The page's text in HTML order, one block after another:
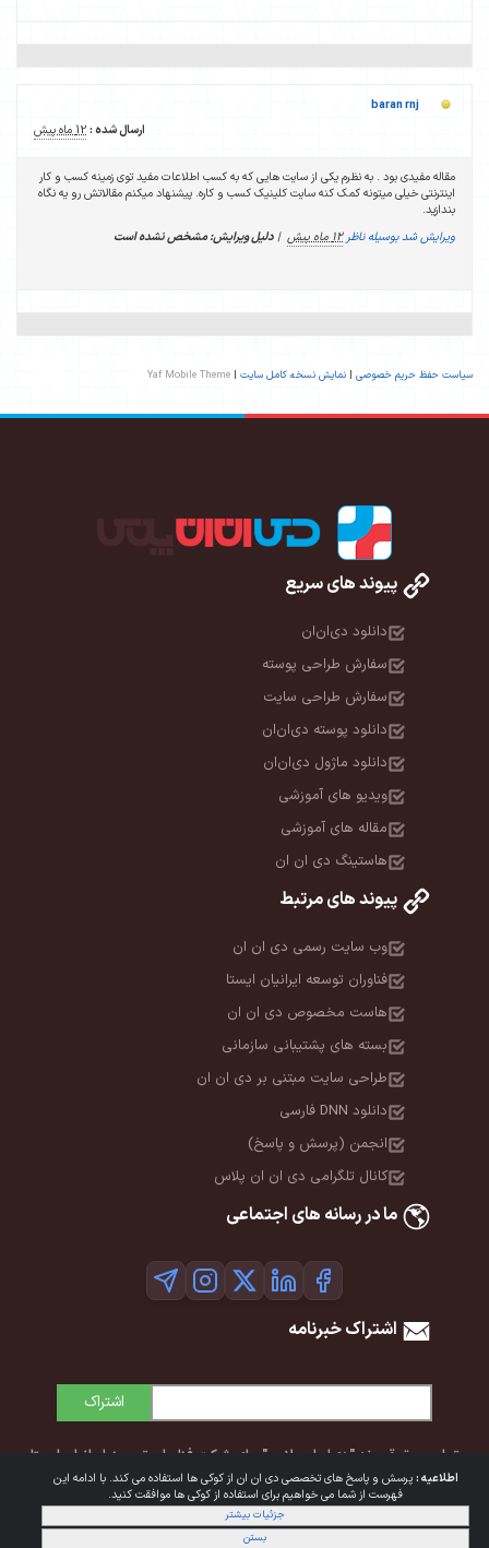
baran rnj
ارسال شده :12 ماه پیش
مقاله مفیدی بود . به نظرم یکی از سایت هایی که به کسب اطلاعات مفید توی زمینه کسب و کار
اینترنتی خیلی میتونه کمک کنه سایت کلینیک کسب و کاره. پیشنهاد میکنم مقالاتش رو یه نگاه
بندازید.
ویرایش شد بوسیله ناظر 12 ماه پیش |دلیل ویرایش: مشخص نشده است
سیاست حفظ حریم خصوصی | نمایش نسخه کامل سایت |
Yaf Mobile Theme
اطلاعیه :پرسش و پاسخ های تخصصی دی ان ان از کوکی ها استفاده می کند. با ادامه این
فهرست از شما می خواهیم برای استفاده از کوکی ها موافقت کنید.
جزئیات بیشتر
بستن
پیوند های سریع
دانلود دی‌ان‌ان
سفارش طراحی پوسته
سفارش طراحی سایت
دانلود پوسته دی‌ان‌ان
دانلود ماژول دی‌ان‌ان
ویدیو های آموزشی
مقاله های آموزشی
هاستینگ دی ان ان
پیوند های مرتبط
وب سایت رسمی دی ان ان
فناوران توسعه ایرانیان ایستا
هاست مخصوص دی ان ان
بسته های پشتیبانی سازمانی
طراحی سایت مبتنی بر دی ان ان
دانلود DNN فارسی
انجمن (پرسش و پاسخ)
کانال تلگرامی دی ان ان پلاس
ما در رسانه های اجتماعی
اشتراک خبرنامه
اشتراک
تمامی حقوق برند "دی‌ان‌ان پلاس" برای شرکت فناوران توسعه ایرانیان ایستا
محفوظ است. © 1392-1405
شرایط استفاده|حریم خصوصی